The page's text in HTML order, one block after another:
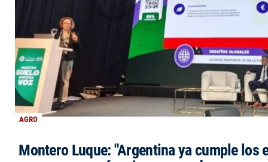
AGRO
Montero Luque: "Argentina ya cumple los